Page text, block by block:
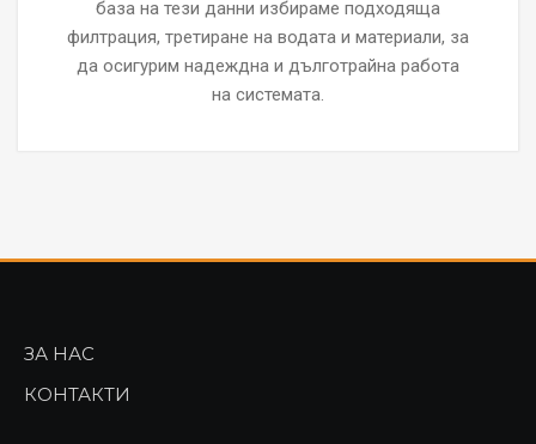
база на тези данни избираме подходяща
филтрация, третиране на водата и материали, за
да осигурим надеждна и дълготрайна работа
на системата.
ЗА НАС
КОНТАКТИ